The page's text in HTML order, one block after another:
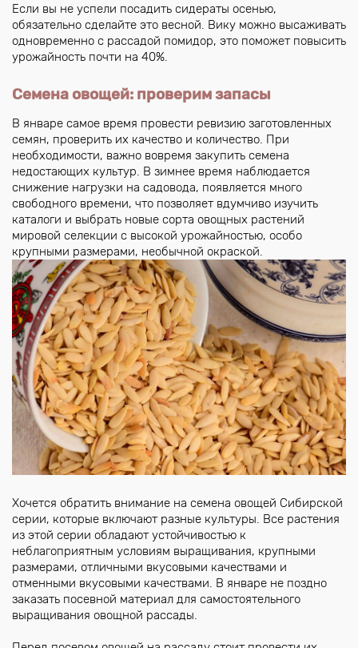
Если вы не успели посадить сидераты осенью,
обязательно сделайте это весной. Вику можно высаживать
одновременно с рассадой помидор, это поможет повысить
урожайность почти на 40%.
Семена овощей: проверим запасы
В январе самое время провести ревизию заготовленных
семян, проверить их качество и количество. При
необходимости, важно вовремя закупить семена
недостающих культур. В зимнее время наблюдается
снижение нагрузки на садовода, появляется много
свободного времени, что позволяет вдумчиво изучить
каталоги и выбрать новые сорта овощных растений
мировой селекции с высокой урожайностью, особо
крупными размерами, необычной окраской.
Хочется обратить внимание на семена овощей Сибирской
серии, которые включают разные культуры. Все растения
из этой серии обладают устойчивостью к
неблагоприятным условиям выращивания, крупными
размерами, отличными вкусовыми качествами и
отменными вкусовыми качествами. В январе не поздно
заказать посевной материал для самостоятельного
выращивания овощной рассады.